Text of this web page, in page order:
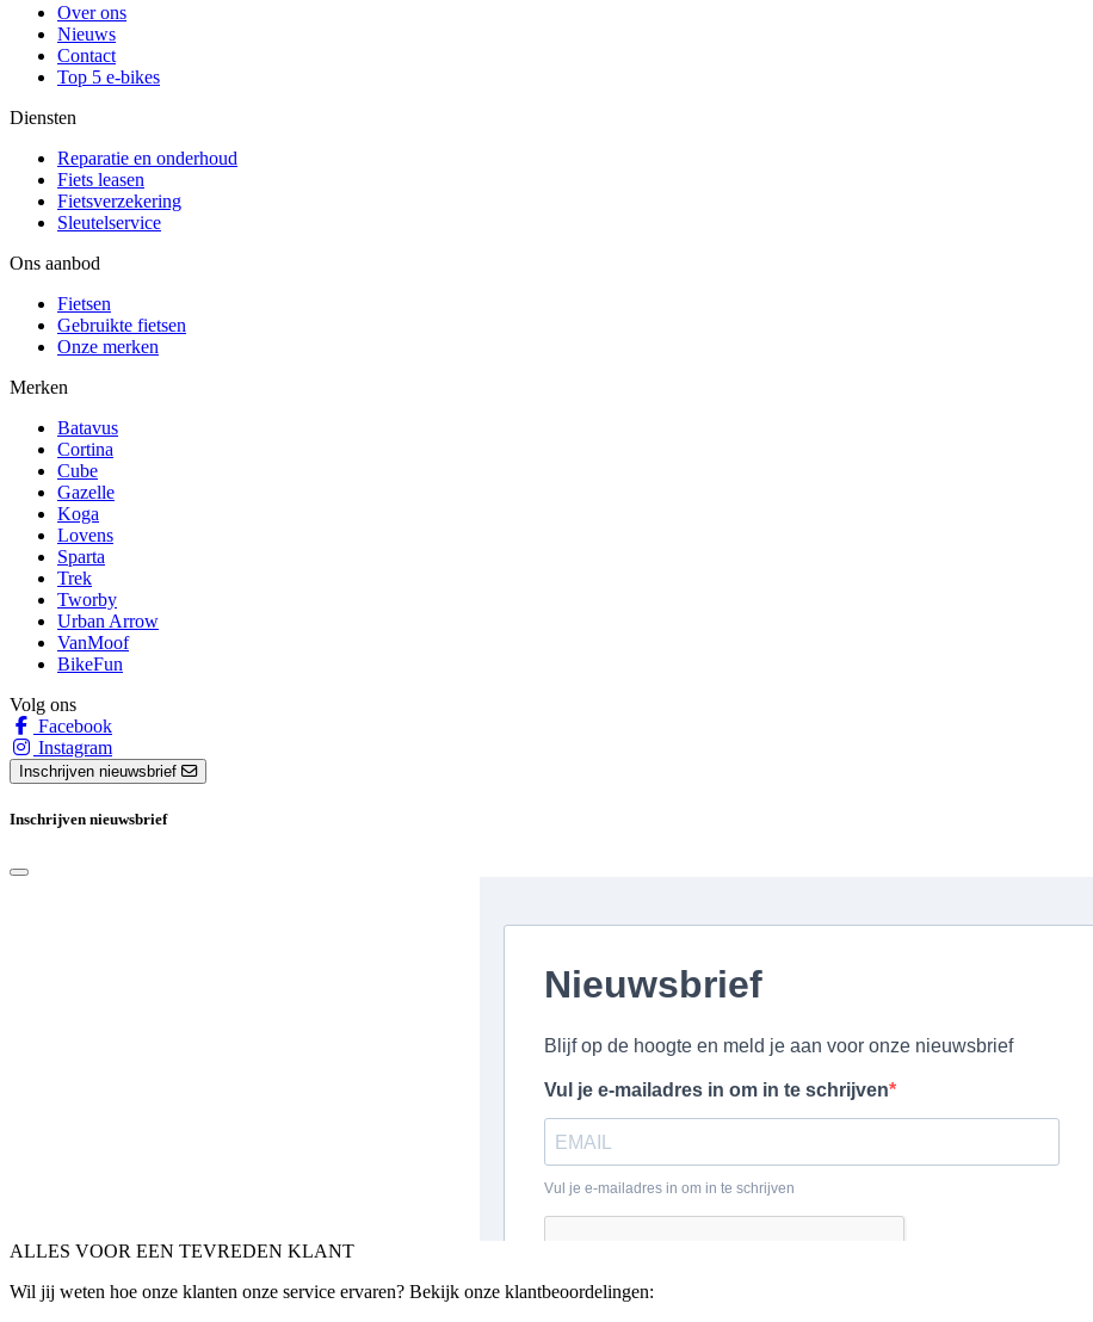
Over ons
Nieuws
Contact
Top 5 e-bikes
Diensten
Reparatie en onderhoud
Fiets leasen
Fietsverzekering
Sleutelservice
Ons aanbod
Fietsen
Gebruikte fietsen
Onze merken
Merken
Batavus
Cortina
Cube
Gazelle
Koga
Lovens
Sparta
Trek
Tworby
Urban Arrow
VanMoof
BikeFun
Volg ons
Facebook
Instagram
Inschrijven nieuwsbrief
Inschrijven nieuwsbrief
ALLES VOOR EEN TEVREDEN KLANT
Wil jij weten hoe onze klanten onze service ervaren? Bekijk onze klantbeoordelingen: